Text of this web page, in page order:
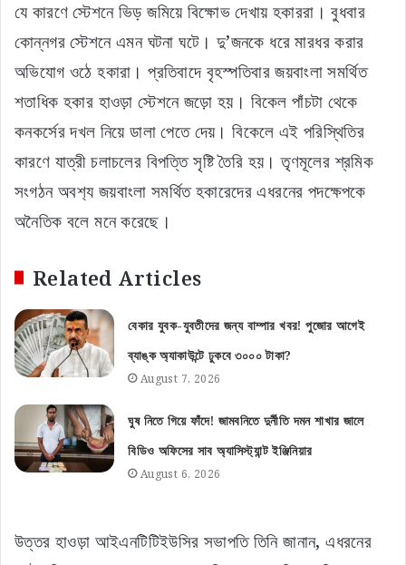
যে কারণে স্টেশনে ভিড় জমিয়ে বিক্ষোভ দেখায় হকাররা। বুধবার
কোন্নগর স্টেশনে এমন ঘটনা ঘটে। দু’জনকে ধরে মারধর করার
অভিযোগ ওঠে হকারা। প্রতিবাদে বৃহস্পতিবার জয়বাংলা সমর্থিত
শতাধিক হকার হাওড়া স্টেশনে জড়ো হয়। বিকেল পাঁচটা থেকে
কনকর্সের দখল নিয়ে ডালা পেতে দেয়। বিকেলে এই পরিস্থিতির
কারণে যাত্রী চলাচলের বিপত্তি সৃষ্টি তৈরি হয়। তৃণমূলের শ্রমিক
সংগঠন অবশ‌্য জয়বাংলা সমর্থিত হকারেদের এধরনের পদক্ষেপকে
অনৈতিক বলে মনে করেছে।
Related Articles
বেকার যুবক-যুবতীদের জন্য বাম্পার খবর! পুজোর আগেই
ব্যাঙ্ক অ্যাকাউন্টে ঢুকবে ৩০০০ টাকা?
August 7, 2026
ঘুষ নিতে গিয়ে ফাঁদে! জামবনিতে দুর্নীতি দমন শাখার জালে
বিডিও অফিসের সাব অ্যাসিস্ট্যান্ট ইঞ্জিনিয়ার
August 6, 2026
উত্তর হাওড়া আইএনটিটিইউসির সভাপতি তিনি জানান, এধরনের